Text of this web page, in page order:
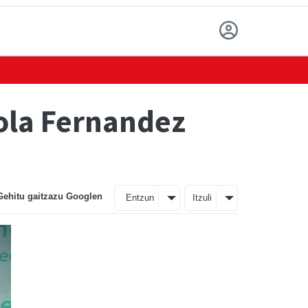
Fernandez
gaitzazu Googlen Entzun Itzuli